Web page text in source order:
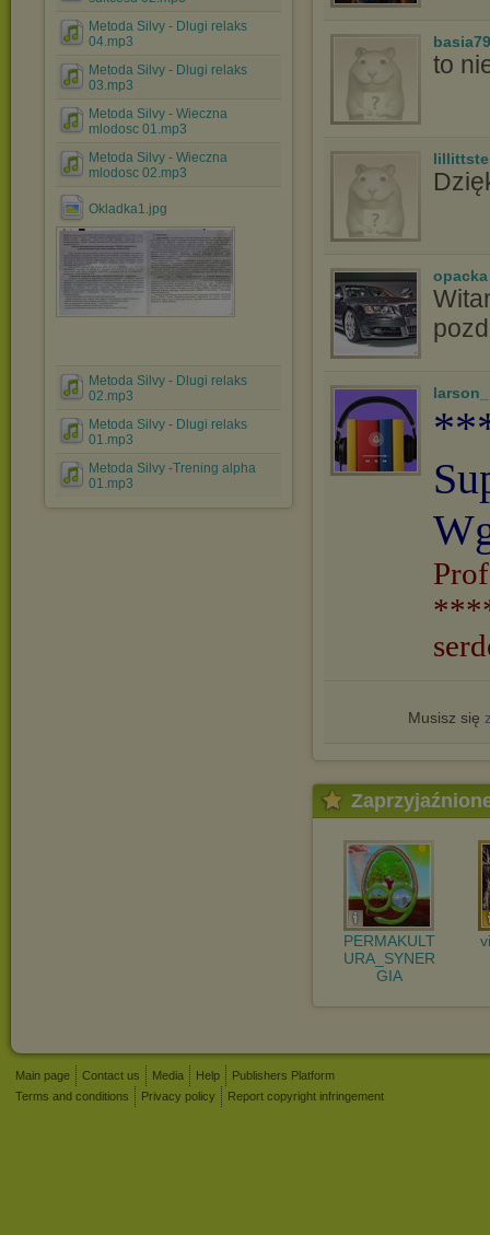
Metoda Silvy - Dlugi relaks
04.mp3
Metoda Silvy - Dlugi relaks
03.mp3
Metoda Silvy - Wieczna
mlodosc 01.mp3
Metoda Silvy - Wieczna
mlodosc 02.mp3
Okladka1.jpg
Metoda Silvy - Dlugi relaks
02.mp3
Metoda Silvy - Dlugi relaks
01.mp3
Metoda Silvy -Trening alpha
01.mp3
to
opacka
Musisz się
PERMAKULT
URA_SYNER
GIA
Main page Contact us Media Help
Publishers Platform
Terms and conditions
Privacy policy Report copyright infringement